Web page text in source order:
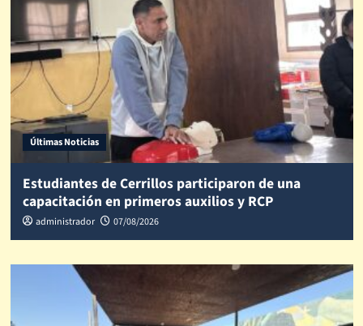
Últimas Noticias
Estudiantes de Cerrillos participaron de una
capacitación en primeros auxilios y RCP
administrador 07/08/2026